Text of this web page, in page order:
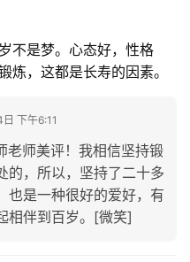
不是梦。心态好，性格
炼，这都是长寿的因素。
下午6:11
老师美评！我相信坚持锻
的，所以，坚持了二十多
也是一种很好的爱好，有
相伴到百岁。[微笑]